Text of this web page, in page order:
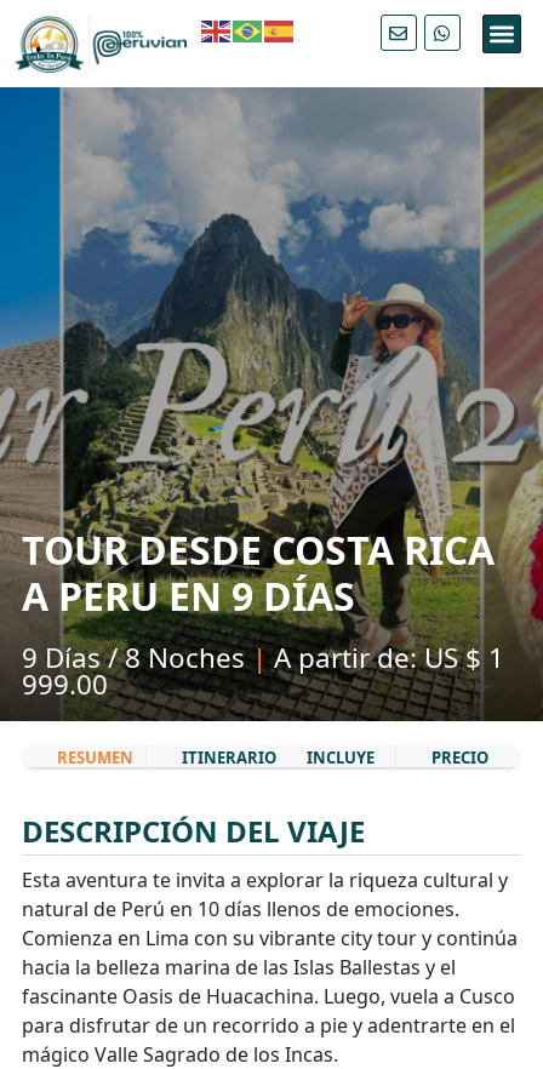
TOUR DESDE COSTA RICA
A PERU EN 9 DÍAS
9 Días / 8 Noches|A partir de: US $ 1
999.00
RESUMEN ITINERARIO INCLUYE PRECIO
DESCRIPCIÓN DEL VIAJE
Esta aventura te invita a explorar la riqueza cultural y
natural de Perú en 10 días llenos de emociones.
Comienza en Lima con su vibrante city tour y continúa
hacia la belleza marina de las Islas Ballestas y el
fascinante Oasis de Huacachina. Luego, vuela a Cusco
para disfrutar de un recorrido a pie y adentrarte en el
mágico Valle Sagrado de los Incas.